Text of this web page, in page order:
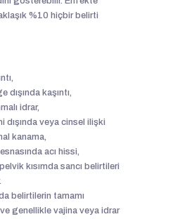
%10 hiçbir belirti
dışında kaşıntı,
idrar,
dışında veya cinsel ilişki
kanama,
acı hissi,
kısımda sancı belirtileri
belirtilerin tamamı
genellikle vajina veya idrar